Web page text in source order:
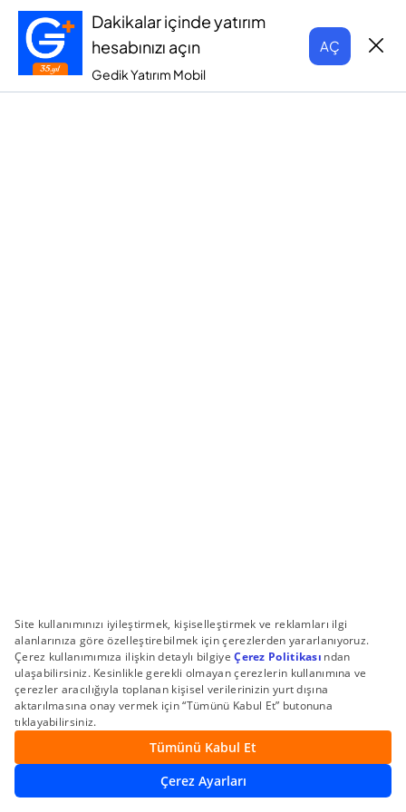
Dakikalar içinde yatırım
hesabınızı açın
Gedik Yatırım Mobil
AÇ